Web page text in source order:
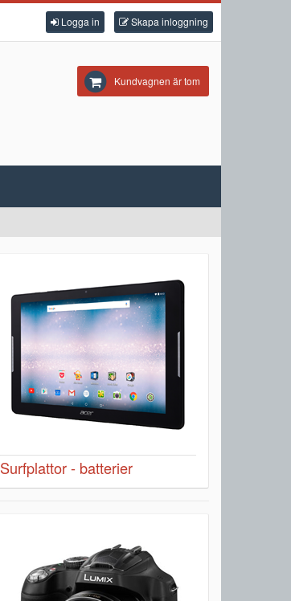
Logga in Skapa inloggning
Kundvagnen är tom
Surfplattor - batterier